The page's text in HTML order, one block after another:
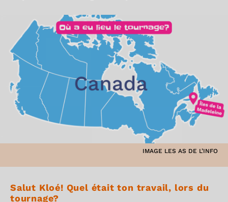
IMAGE LES AS DE L’INFO
Salut Kloé! Quel était ton travail, lors du
tournage?